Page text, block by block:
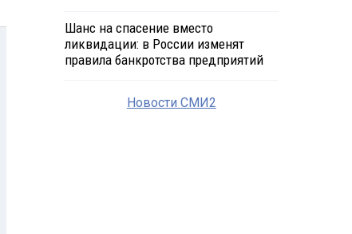
Шанс на спасение вместо
ликвидации: в России изменят
правила банкротства предприятий
Новости СМИ2